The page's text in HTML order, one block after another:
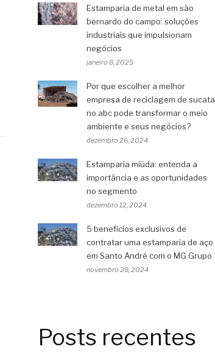
Estamparia de metal em são
bernardo do campo: soluções
industriais que impulsionam
negócios
janeiro 8, 2025
Por que escolher a melhor
empresa de reciclagem de sucata
no abc pode transformar o meio
ambiente e seus negócios?
dezembro 26, 2024
Estamparia miúda: entenda a
importância e as oportunidades
no segmento
dezembro 12, 2024
5 benefícios exclusivos de
contratar uma estamparia de aço
em Santo André com o MG Grupo
novembro 28, 2024
Posts recentes